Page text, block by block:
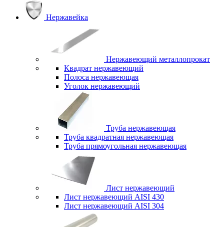
Нержавейка
Нержавеющий металлопрокат
Квадрат нержавеющий
Полоса нержавеющая
Уголок нержавеющий
Труба нержавеющая
Труба квадратная нержавеющая
Труба прямоугольная нержавеющая
Лист нержавеющий
Лист нержавеющий AISI 430
Лист нержавеющий AISI 304